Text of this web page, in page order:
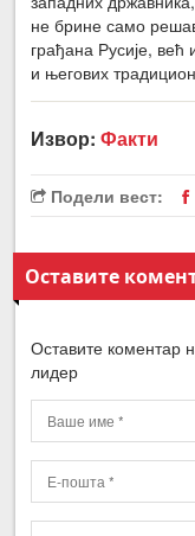
не брине само
грађана Русије,
и његових
Извор:Факти
Подели вест:
Оставите
Оставите коментар
лидер